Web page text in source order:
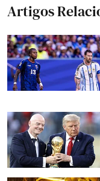
Artigos